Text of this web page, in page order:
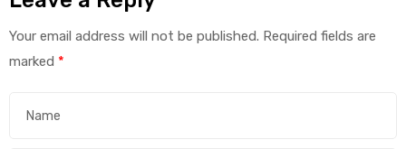
Your email address will not be published. Required fields are
marked *